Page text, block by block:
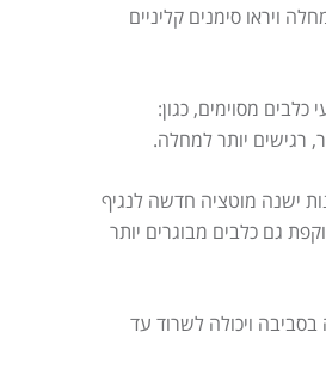
ויראו סימנים קליניים
כלבים מסוימים, כגון:
רגישים יותר למחלה.
ישנה מוטציה חדשה לנגיף
גם כלבים מבוגרים יותר
ויכולה לשרוד עד